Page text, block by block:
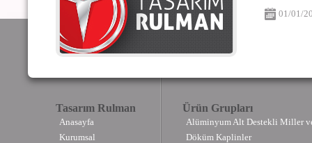
01/01/
Tasarım Rulman
Anasayfa
Kurumsal
Ürün Grupları
Alüminyum Alt Destekli Miller
Döküm Kaplinler